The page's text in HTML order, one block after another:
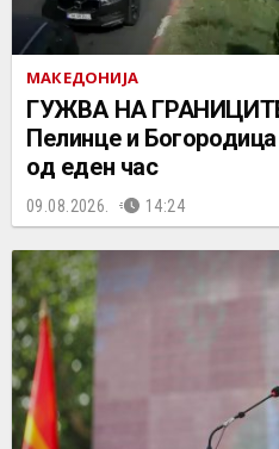
МАКЕДОНИЈА
ГУЖВА НА
Пелинце и
од еден час
09.08.2026. 14:24